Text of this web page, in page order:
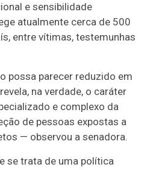
e sensibilidade
atualmente cerca de 500
entre vítimas, testemunhas
possa parecer reduzido em
na verdade, o caráter
e complexo da
de pessoas expostas a
— observou a senadora.
se trata de uma política